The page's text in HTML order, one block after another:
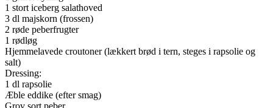
1 stort iceberg salathoved
3 dl majskorn (frossen)
2 røde peberfrugter
1 rødløg
Hjemmelavede croutoner (lækkert brød i tern, steges i rapsolie og
salt)
Dressing:
1 dl rapsolie
Æble eddike (efter smag)